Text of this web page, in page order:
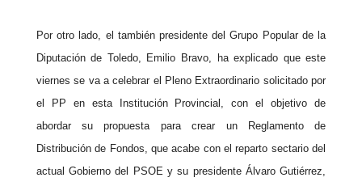
Por otro lado, el también presidente del Grupo Popular de la
Diputación de Toledo, Emilio Bravo, ha explicado que este
viernes se va a celebrar el Pleno Extraordinario solicitado por
el PP en esta Institución Provincial, con el objetivo de
abordar su propuesta para crear un Reglamento de
Distribución de Fondos, que acabe con el reparto sectario del
actual Gobierno del PSOE y su presidente Álvaro Gutiérrez,